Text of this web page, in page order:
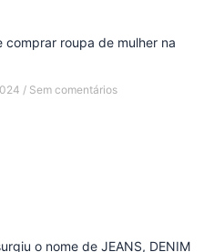
comprar roupa de mulher na
Sem comentários
o nome de JEANS, DENIM